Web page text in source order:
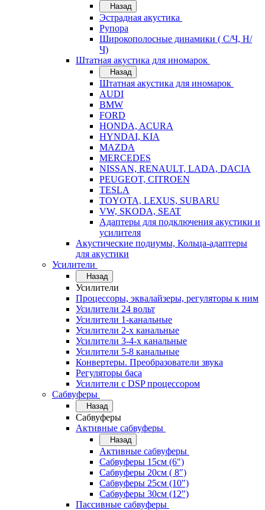
Назад
Эстрадная акустика
Рупора
Широкополосные динамики ( С/Ч, Н/
Ч)
Штатная акустика для иномарок
Назад
Штатная акустика для иномарок
AUDI
BMW
FORD
HONDA, ACURA
HYNDAI, KIA
MAZDA
MERCEDES
NISSAN, RENAULT, LADA, DACIA
PEUGEOT, CITROEN
TESLA
TOYOTA, LEXUS, SUBARU
VW, SKODA, SEAT
Адаптеры для подключения акустики и
усилителя
Акустические подиумы, Кольца-адаптеры
для акустики
Усилители
Назад
Усилители
Процессоры, эквалайзеры, регуляторы к ним
Усилители 24 вольт
Усилители 1-канальные
Усилители 2-х канальные
Усилители 3-4-х канальные
Усилители 5-8 канальные
Конвертеры. Преобразователи звука
Регуляторы баса
Усилители с DSP процессором
Сабвуферы
Назад
Сабвуферы
Активные сабвуферы
Назад
Активные сабвуферы
Сабвуферы 15см (6")
Сабвуферы 20см ( 8")
Сабвуферы 25см (10")
Сабвуферы 30см (12")
Пассивные сабвуферы